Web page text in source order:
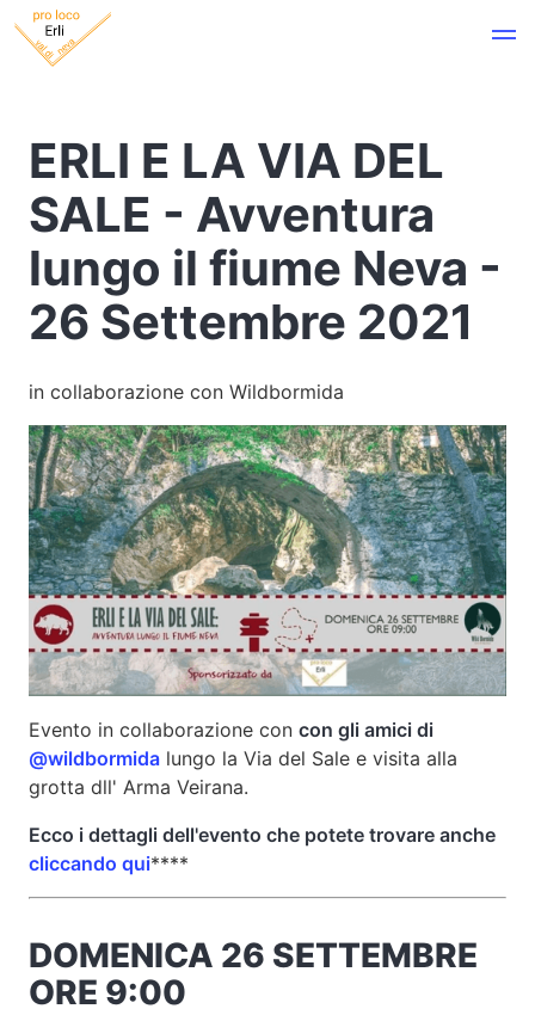
ERLI E LA VIA DEL
SALE - Avventura
lungo il fiume Neva -
26 Settembre 2021
in collaborazione con Wildbormida
Evento in collaborazione con con gli amici di
@wildbormida lungo la Via del Sale e visita alla
grotta dll' Arma Veirana.
Ecco i dettagli dell'evento che potete trovare anche
cliccando qui****
DOMENICA 26 SETTEMBRE
ORE 9:00